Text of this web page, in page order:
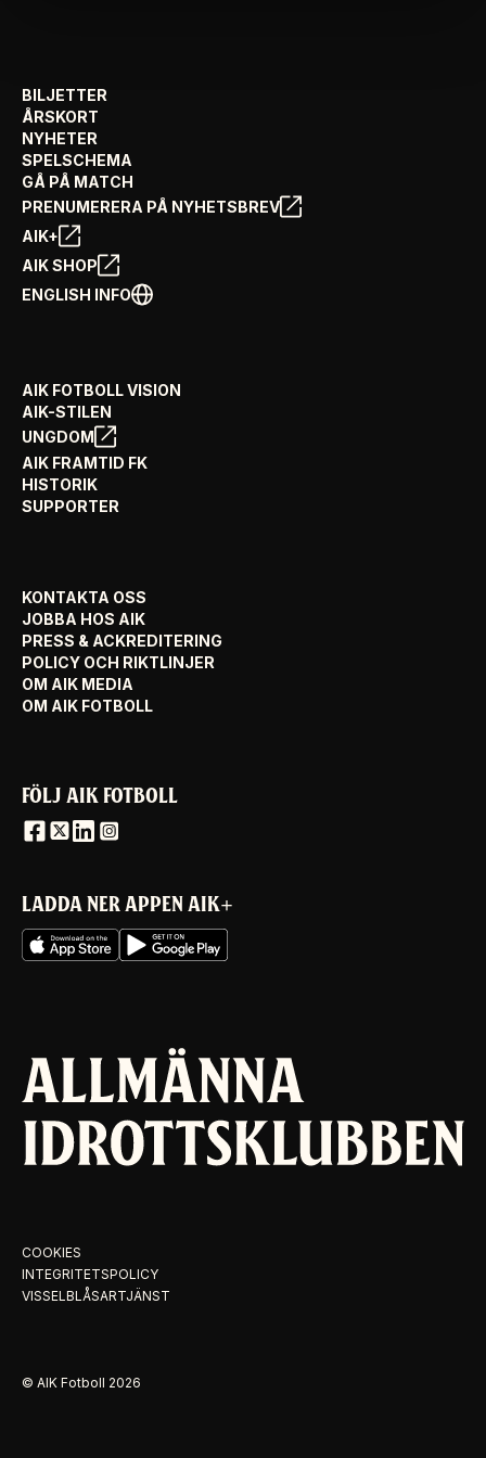
BILJETTER
ÅRSKORT
NYHETER
SPELSCHEMA
GÅ PÅ MATCH
PRENUMERERA PÅ NYHETSBREV
AIK+
AIK SHOP
ENGLISH INFO
AIK FOTBOLL VISION
AIK-STILEN
UNGDOM
AIK FRAMTID FK
HISTORIK
SUPPORTER
KONTAKTA OSS
JOBBA HOS AIK
PRESS & ACKREDITERING
POLICY OCH RIKTLINJER
OM AIK MEDIA
OM AIK FOTBOLL
FÖLJ AIK FOTBOLL
LADDA NER APPEN AIK+
COOKIES
INTEGRITETSPOLICY
VISSELBLÅSARTJÄNST
© AIK Fotboll 2026